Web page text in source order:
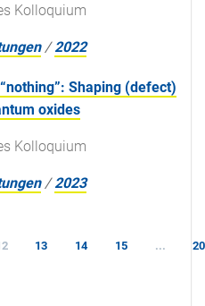
Kolloquium
/2022
Shaping (defect)
oxides
Kolloquium
/2023
13 14 15 ... 20